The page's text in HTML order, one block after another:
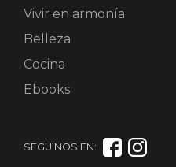
Vivir en armonía
Belleza
Cocina
Ebooks
SEGUINOS EN: